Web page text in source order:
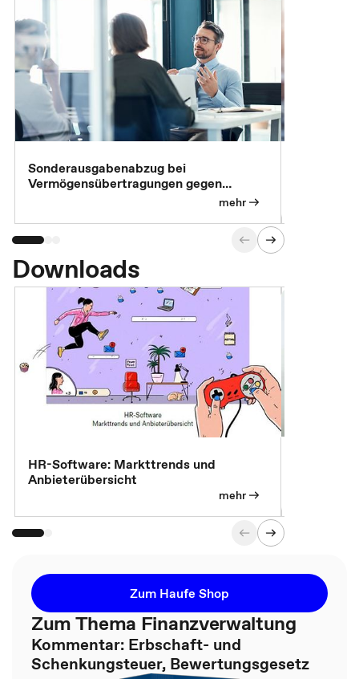
Sonderausgabenabzug bei
Vermögensübertragungen gegen
mehr
Downloads
HR-Software: Markttrends und
Anbieterübersicht
mehr
Zum Haufe Shop
Zum Thema Finanzverwaltung
Kommentar: Erbschaft- und
Schenkungsteuer, Bewertungsgesetz